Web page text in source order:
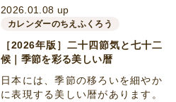
2026.01.08 up
カレンダーのちえふくろう
［2026年版］二十四節気と七十二
候｜季節を彩る美しい暦
日本には、季節の移ろいを細やか
に表現する美しい暦があります。